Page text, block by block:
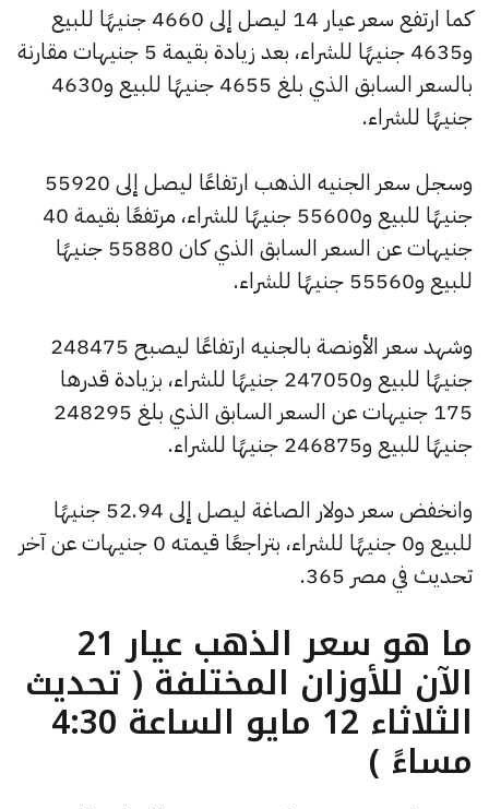
كما ارتفع سعر عيار 14 ليصل إلى 4660 جنيهًا للبيع
و4635 جنيهًا للشراء، بعد زيادة بقيمة 5 جنيهات مقارنة
بالسعر السابق الذي بلغ 4655 جنيهًا للبيع و4630
جنيهًا للشراء.
وسجل سعر الجنيه الذهب ارتفاعًا ليصل إلى 55920
جنيهًا للبيع و55600 جنيهًا للشراء، مرتفعًا بقيمة 40
جنيهات عن السعر السابق الذي كان 55880 جنيهًا
للبيع و55560 جنيهًا للشراء.
وشهد سعر الأونصة بالجنيه ارتفاعًا ليصبح 248475
جنيهًا للبيع و247050 جنيهًا للشراء، بزيادة قدرها
175 جنيهات عن السعر السابق الذي بلغ 248295
جنيهًا للبيع و246875 جنيهًا للشراء.
وانخفض سعر دولار الصاغة ليصل إلى 52.94 جنيهًا
للبيع و0 جنيهًا للشراء، بتراجعًا قيمته 0 جنيهات عن آخر
تحديث في مصر 365.
ما هو سعر الذهب عيار 21
الآن للأوزان المختلفة ( تحديث
الثلاثاء 12 مايو الساعة 4:30
مساءً )